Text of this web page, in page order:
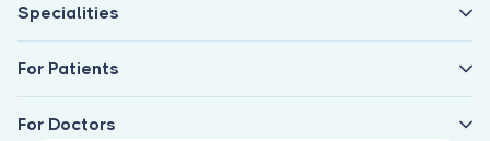
Specialities
For Patients
For Doctors